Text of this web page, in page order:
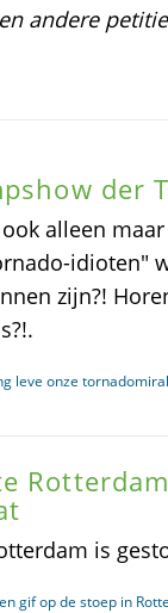
andere
der
alleen
idioten"
zijn?!
leve onze
is
gif op de stoep in